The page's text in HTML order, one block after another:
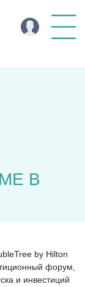
В
by Hilton
форум,
и инвестиций